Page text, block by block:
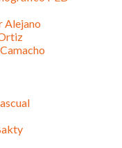
Alejano